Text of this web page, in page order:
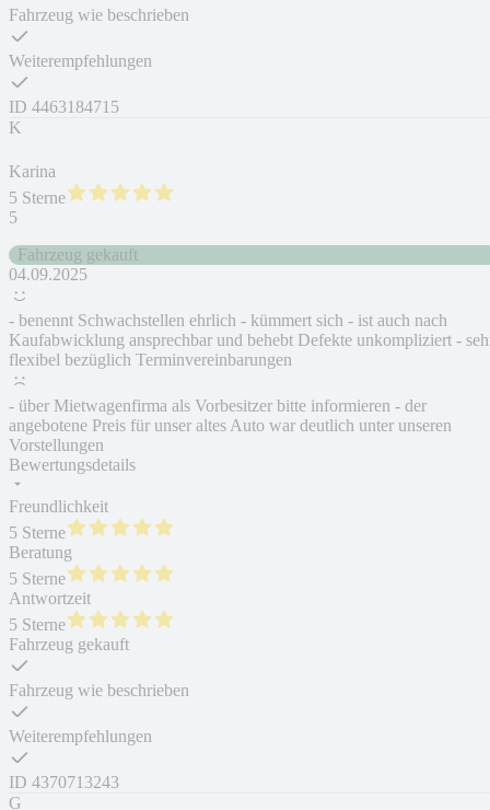
Fahrzeug wie beschrieben
Weiterempfehlungen
ID 4463184715
K
Karina
5 Sterne
5
Fahrzeug gekauft
04.09.2025
- benennt Schwachstellen ehrlich - kümmert sich - ist auch nach
Kaufabwicklung ansprechbar und behebt Defekte unkompliziert -
flexibel bezüglich Terminvereinbarungen
- über Mietwagenfirma als Vorbesitzer bitte informieren - der
angebotene Preis für unser altes Auto war deutlich unter unseren
Vorstellungen
Bewertungsdetails
Freundlichkeit
5 Sterne
Beratung
5 Sterne
Antwortzeit
5 Sterne
Fahrzeug gekauft
Fahrzeug wie beschrieben
Weiterempfehlungen
ID 4370713243
G